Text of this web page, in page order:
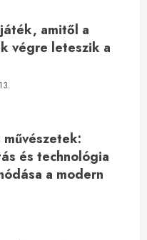
amitől a
végre leteszik a
és technológia
a modern